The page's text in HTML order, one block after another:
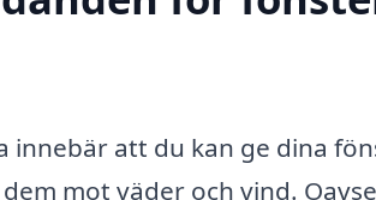
innebär att du kan ge dina
mot väder och vind.